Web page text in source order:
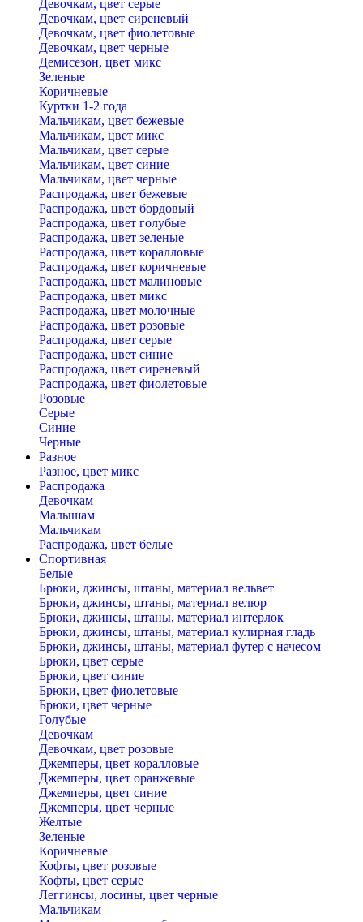
Девочкам, цвет серые
Девочкам, цвет сиреневый
Девочкам, цвет фиолетовые
Девочкам, цвет черные
Демисезон, цвет микс
Зеленые
Коричневые
Куртки 1-2 года
Мальчикам, цвет бежевые
Мальчикам, цвет микс
Мальчикам, цвет серые
Мальчикам, цвет синие
Мальчикам, цвет черные
Распродажа, цвет бежевые
Распродажа, цвет бордовый
Распродажа, цвет голубые
Распродажа, цвет зеленые
Распродажа, цвет коралловые
Распродажа, цвет коричневые
Распродажа, цвет малиновые
Распродажа, цвет микс
Распродажа, цвет молочные
Распродажа, цвет розовые
Распродажа, цвет серые
Распродажа, цвет синие
Распродажа, цвет сиреневый
Распродажа, цвет фиолетовые
Розовые
Серые
Синие
Черные
Разное
Разное, цвет микс
Распродажа
Девочкам
Малышам
Мальчикам
Распродажа, цвет белые
Спортивная
Белые
Брюки, джинсы, штаны, материал вельвет
Брюки, джинсы, штаны, материал велюр
Брюки, джинсы, штаны, материал интерлок
Брюки, джинсы, штаны, материал кулирная гладь
Брюки, джинсы, штаны, материал футер с начесом
Брюки, цвет серые
Брюки, цвет синие
Брюки, цвет фиолетовые
Брюки, цвет черные
Голубые
Девочкам
Девочкам, цвет розовые
Джемперы, цвет коралловые
Джемперы, цвет оранжевые
Джемперы, цвет синие
Джемперы, цвет черные
Желтые
Зеленые
Коричневые
Кофты, цвет розовые
Кофты, цвет серые
Леггинсы, лосины, цвет черные
Мальчикам